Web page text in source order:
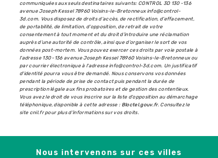
communiquées aux seuls destinataires suivants: CONTROL 3D 130 -136
avenue Joseph Kessel 78960 Voisins-le-Bretonneux info@control-
3d.com. Vous disposez de droits d’accès, de rectification, d’effacement,
de portabilité, de limitation, d’opposition, de retrait de votre
consentement à tout moment et du droit d’introduire une réclamation
auprès d’une autorité de contrôle, ainsi que d’organiser le sort de vos
données post-mortem. Vous pouvez exercer ces droits par voie postale à
l'adresse 130 -136 avenue Joseph Kessel 78960 Voisins-le-Bretonneux ou
par courrier électronique à l'adresse info@control-3d.com. Un justificatif
d'identité pourra vous être demandé. Nous conservons vos données
pendant la période de prise de contact puis pendant la durée de
prescription légale aux fins probatoires et de gestion des contentieux.
Vous avez le droit de vous inscrire sur la liste d'opposition au démarchage
téléphonique, disponible à cette adresse : Bloctel.gouv.fr. Consultez le
site cnil.fr pour plus d’informations sur vos droits.
Nous intervenons sur ces villes